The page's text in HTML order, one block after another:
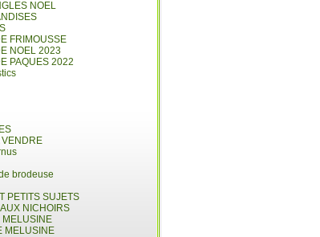
NOEL
FRIMOUSSE
NOEL 2023
PAQUES 2022
VENDRE
brodeuse
PETITS SUJETS
NICHOIRS
MELUSINE